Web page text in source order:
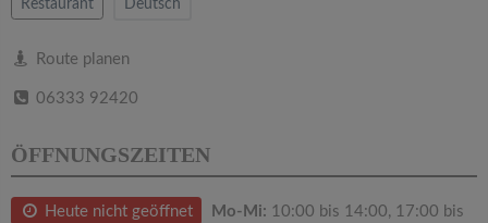
Restaurant Deutsch
Route planen
06333 92420
ÖFFNUNGSZEITEN
Heute nicht geöffnet Mo-Mi: 10:00 bis 14:00, 17:00 bis
i
a